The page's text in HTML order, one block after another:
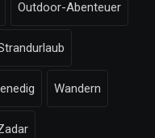
Outdoor-Abenteuer
Wandern